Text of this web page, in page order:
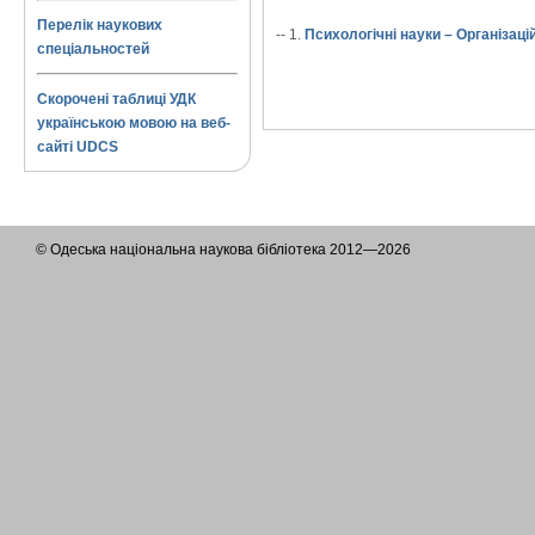
Перелік наукових
спеціальностей
Скорочені таблиці УДК
українською мовою на веб-
сайті UDCS
-- 1. Психологічні науки –
© Одеська національна наукова бібліотека 2012—2026